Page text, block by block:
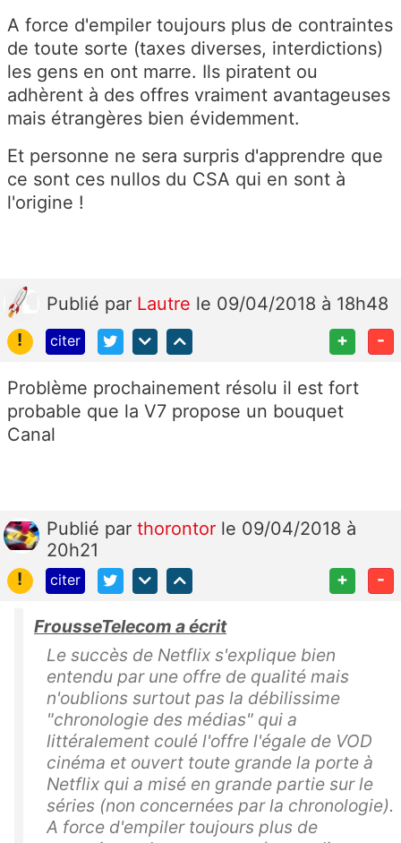
A force d'empiler toujours plus de contraintes
de toute sorte (taxes diverses, interdictions)
les gens en ont marre. Ils piratent ou
adhèrent à des offres vraiment avantageuses
mais étrangères bien évidemment.
Et personne ne sera surpris d'apprendre que
ce sont ces nullos du CSA qui en sont à
l'origine !
Publié par Lautre le 09/04/2018 à 18h48
!
citer + -
Problème prochainement résolu il est fort
probable que la V7 propose un bouquet
Canal
Publié par thorontor le 09/04/2018 à
20h21
!
citer + -
FrousseTelecom a écrit
Le succès de Netflix s'explique bien
entendu par une offre de qualité mais
n'oublions surtout pas la débilissime
"chronologie des médias" qui a
littéralement coulé l'offre l'égale de VOD
cinéma et ouvert toute grande la porte à
Netflix qui a misé en grande partie sur le
séries (non concernées par la chronologie).
A force d'empiler toujours plus de